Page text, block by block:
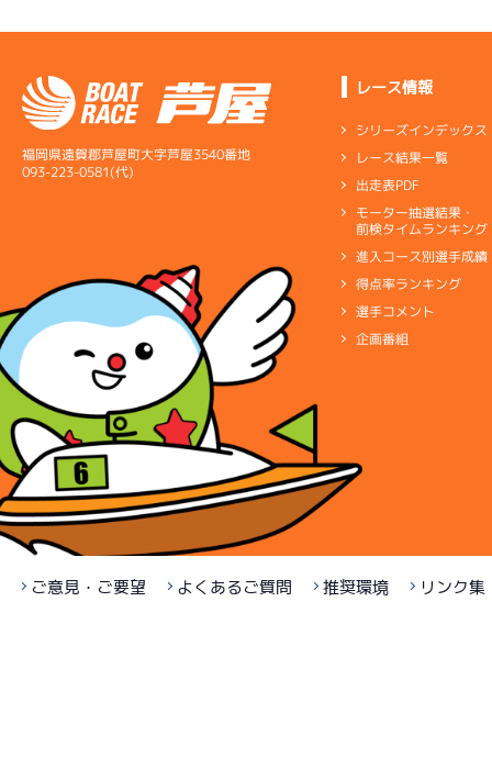
福岡県遠賀郡芦屋町大字芦屋3540番地
093-223-0581(代)
レース情報
シリーズインデックス
レース結果一覧
出走表PDF
モーター抽選結果・
前検タイムランキング
進入コース別選手成績
得点率ランキング
選手コメント
企画番組
ご意見・ご要望 よくあるご質問 推奨環境 リンク集